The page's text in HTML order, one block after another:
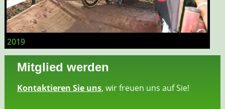
2019
Mitglied werden
Kontaktieren Sie uns, wir freuen uns auf Sie!